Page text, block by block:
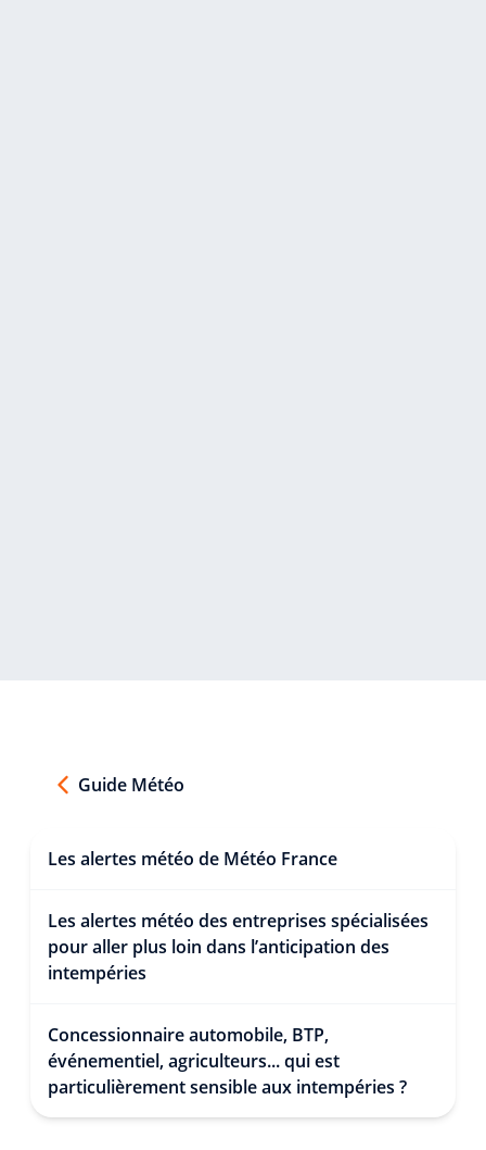
Guide Météo
Les alertes météo de Météo France
Les alertes météo des entreprises spécialisées
pour aller plus loin dans l’anticipation des
intempéries
Concessionnaire automobile, BTP,
événementiel, agriculteurs... qui est
particulièrement sensible aux intempéries ?